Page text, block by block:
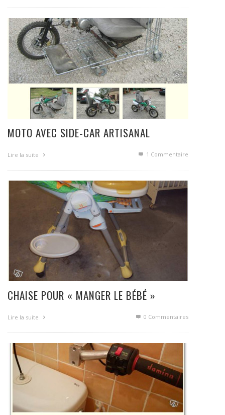
MOTO AVEC SIDE-CAR ARTISANAL
Lire la suite 1 Commentaire
CHAISE POUR « MANGER LE BÉBÉ »
Lire la suite 0 Commentaires